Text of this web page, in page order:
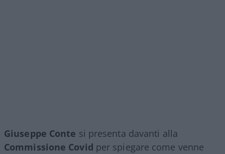
Giuseppe Conte si presenta davanti alla
Commissione Covid per spiegare come venne